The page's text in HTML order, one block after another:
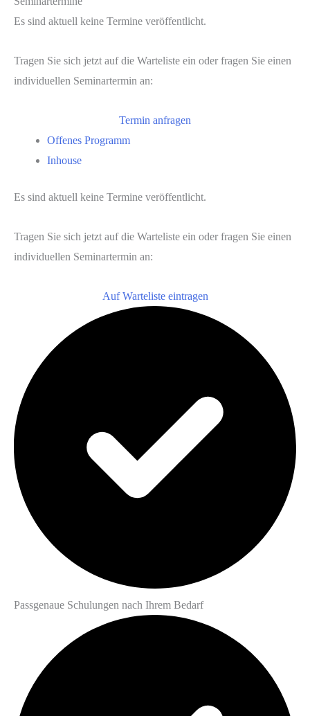
Es sind aktuell keine Termine veröffentlicht.
Tragen Sie sich jetzt auf die Warteliste ein oder fragen Sie einen
individuellen Seminartermin an:
Termin anfragen
Offenes Programm
Inhouse
Es sind aktuell keine Termine veröffentlicht.
Tragen Sie sich jetzt auf die Warteliste ein oder fragen Sie einen
individuellen Seminartermin an:
Auf Warteliste eintragen
Passgenaue Schulungen nach Ihrem Bedarf